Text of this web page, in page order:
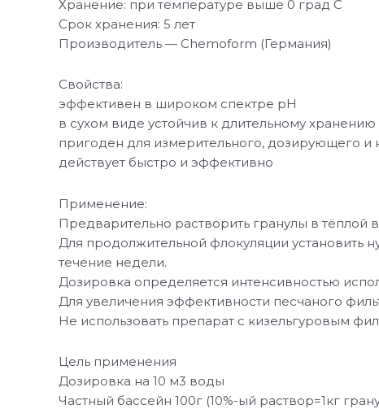
Хранение: при температуре выше 0 град С
Срок хранения: 5 лет
Производитель — Chemoform (Германия)
Свойства:
эффективен в широком спектре рН
в сухом виде устойчив к длительному хранению
пригоден для измерительного, дозирующего и
действует быстро и эффективно
Применение:
Предварительно растворить гранулы в
Для продолжительной флокуляции установить
течение недели.
Дозировка определяется интенсивностью
Для увеличения эффективности песчаного
Не использовать препарат с кизельгуровым
Цель применения
Дозировка на 10 м3 воды
Частный бассейн 100г (10%-ый раствор=1кг